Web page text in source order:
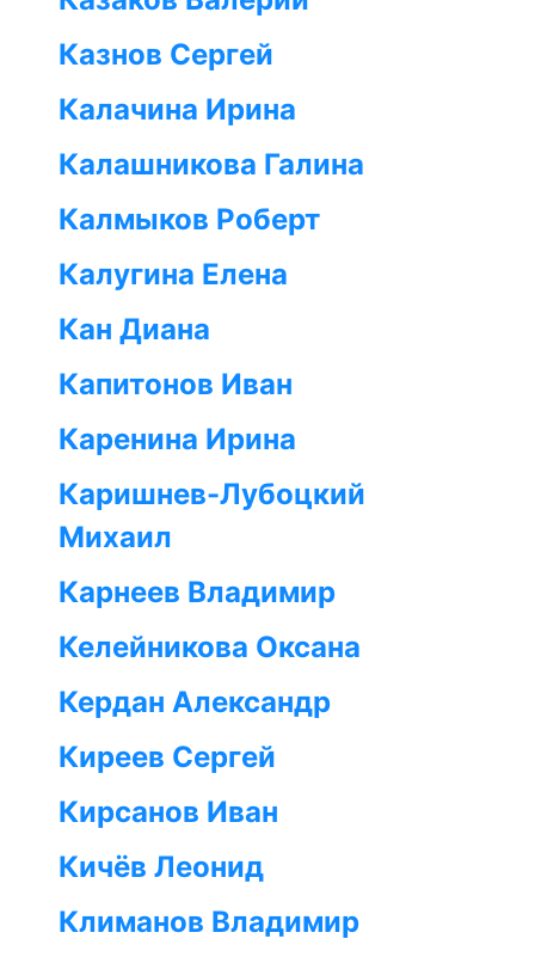
Казнов Сергей
Калачина Ирина
Калашникова Галина
Калмыков Роберт
Калугина Елена
Кан Диана
Капитонов Иван
Каренина Ирина
Каришнев-Лубоцкий
Михаил
Карнеев Владимир
Келейникова Оксана
Кердан Александр
Киреев Сергей
Кирсанов Иван
Кичёв Леонид
Климанов Владимир